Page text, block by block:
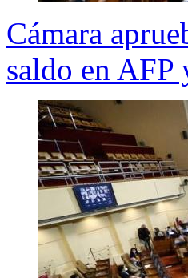
Cámara
saldo en AFP